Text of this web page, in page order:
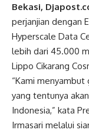
Bekasi,
perjanjian dengan
Hyperscale Data
lebih dari 45.000
Lippo Cikarang
“Kami
yang tentunya
Indonesia,” kata
Irmasari melalui